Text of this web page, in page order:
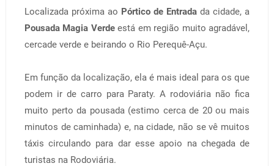
Localizada próxima ao Pórtico de Entrada da cidade, a
Pousada Magia Verdeestá em região muito agradável,
cercade verde e beirando o Rio Perequê-Açu.
Em função da localização, ela é mais ideal para os que
podem ir de carro para Paraty. A rodoviária não fica
muito perto da pousada (estimo cerca de 20 ou mais
minutos de caminhada) e, na cidade, não se vê muitos
táxis circulando para dar esse apoio na chegada de
turistas na Rodoviária.